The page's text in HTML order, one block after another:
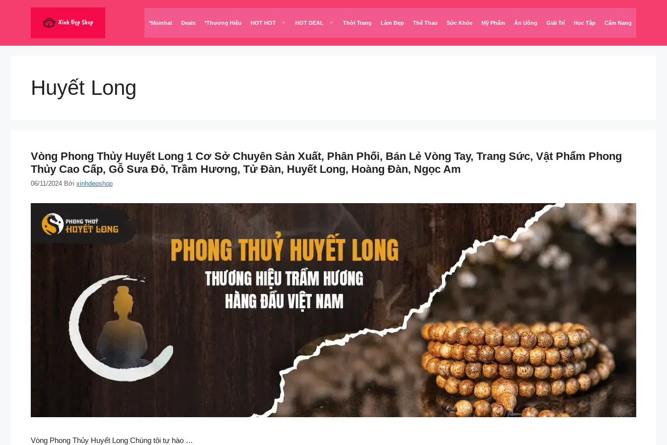
*Moinhat Deals *Thương Hiệu HOT HOT HOT DEAL Thời Trang Làm Đẹp Thể Thao Sức Khỏe Mỹ Phẩm Ăn Uống Giải Trí Học Tập Cẩm Nang
Huyết Long
Vòng Phong Thủy Huyết Long 1 Cơ Sở Chuyên Sản Xuất, Phân Phối, Bán Lẻ Vòng Tay, Trang Sức, Vật Phẩm Phong
Thủy Cao Cấp, Gỗ Sưa Đỏ, Trầm Hương, Tử Đàn, Huyết Long, Hoàng Đàn, Ngọc Am
06/11/2024 Bởi xinhdepshop
Vòng Phong Thủy Huyết Long Chúng tôi tự hào …